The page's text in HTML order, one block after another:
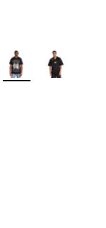
Farben